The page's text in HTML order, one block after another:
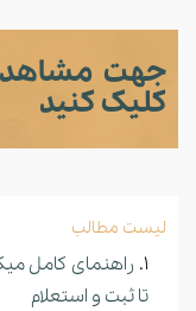
جهت
کلیک کنید
لیست مطالب
راهنمای کامل
تا ثبت و استعلام